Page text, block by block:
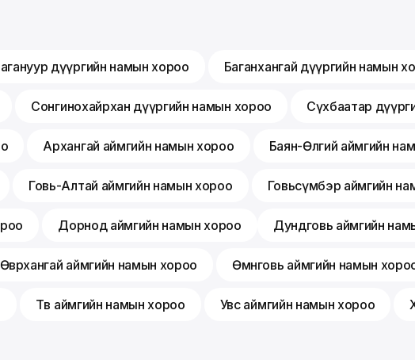
дүүргийн намын хороо Баганхангай дүүргийн намын
Сонгинохайрхан дүүргийн намын хороо Сүхбаатар
Архангай аймгийн намын хороо Баян-Өлгий аймгийн
Говь-Алтай аймгийн намын хороо Говьсүмбэр аймгийн
Дорнод аймгийн намын хороо Дундговь аймгийн
Өвөрхангай аймгийн намын хороо Өмнөговь аймгийн намын
Төв аймгийн намын хороо Увс аймгийн намын хороо